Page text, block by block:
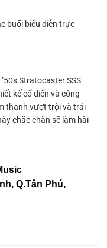
buổi biểu diễn trực
Stratocaster SSS
kế cổ điển và công
thanh vượt trội và trải
chắc chắn sẽ làm hài
, Q.Tân Phú,